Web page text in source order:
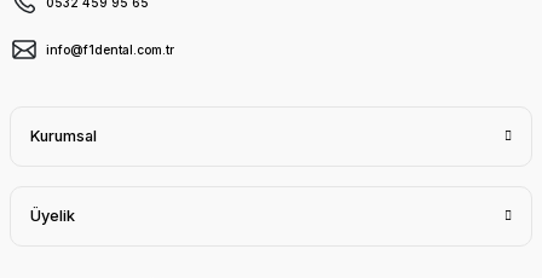
info@f1dental.com.tr
Kurumsal
Üyelik